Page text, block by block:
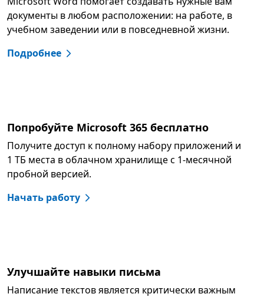
документы в любом расположении: на работе, в
учебном заведении или в повседневной жизни.
Подробнее
Попробуйте Microsoft 365 бесплатно
Получите доступ к полному набору приложений и
1 ТБ места в облачном хранилище с 1-месячной
пробной версией.
Начать работу
Улучшайте навыки письма
Написание текстов является критически важным